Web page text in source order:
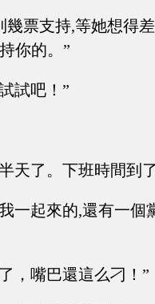
票支持,等她想得
你的。”
試吧！”
天了。下班時間到
一起來的,還有一個
，嘴巴還這么刁！”